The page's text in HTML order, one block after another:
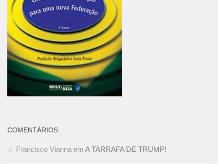
COMENTÁRIOS
Francisco Vianna em A TARRAFA DE TRUMP!